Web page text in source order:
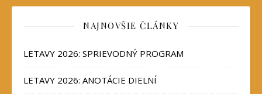
NAJNOVŠIE ČLÁNKY
LETAVY 2026: SPRIEVODNÝ PROGRAM
LETAVY 2026: ANOTÁCIE DIELNÍ